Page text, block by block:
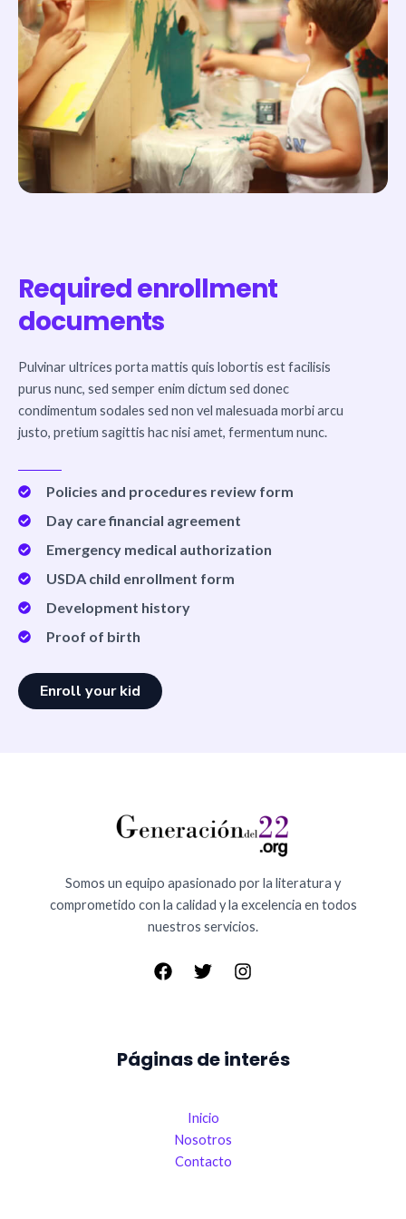
Required enrollment
documents
Pulvinar ultrices porta mattis quis lobortis est facilisis
purus nunc, sed semper enim dictum sed donec
condimentum sodales sed non vel malesuada morbi arcu
justo, pretium sagittis hac nisi amet, fermentum nunc.
Policies and procedures review form
Day care financial agreement
Emergency medical authorization
USDA child enrollment form
Development history
Proof of birth
Enroll your kid
Somos un equipo apasionado por la literatura y
comprometido con la calidad y la excelencia en todos
nuestros servicios.
Páginas de interés
Inicio
Nosotros
Contacto